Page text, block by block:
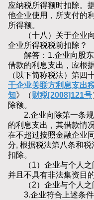
应纳税所得额时扣除。
他企业使用，所支付的
所得额。
（十八）关于企业向
企业所得税税前扣除？
解答：1.企业向股东
借款的利息支出，应根
（以下简称税法）第四
于企业关联方利息支出
知》（财税[2008]121号
除额。
2.企业向除第一条规
的利息支出，其借款情
在不超过按照金融企业
分, 根据税法第八条和
扣除。
（1）企业与个人之
并且不具有非法集资目
（2）企业与个人之
3.企业符合上述条件